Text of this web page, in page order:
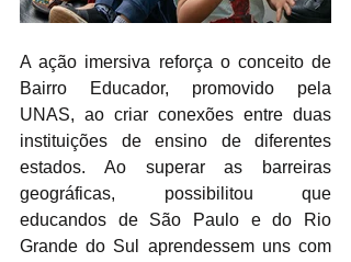
A ação imersiva reforça o conceito de
Bairro Educador, promovido pela
UNAS, ao criar conexões entre duas
instituições de ensino de diferentes
estados. Ao superar as barreiras
geográficas, possibilitou que
educandos de São Paulo e do Rio
Grande do Sul aprendessem uns com